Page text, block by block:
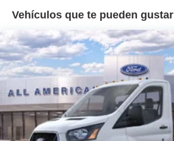
Vehículos que te pueden gustar